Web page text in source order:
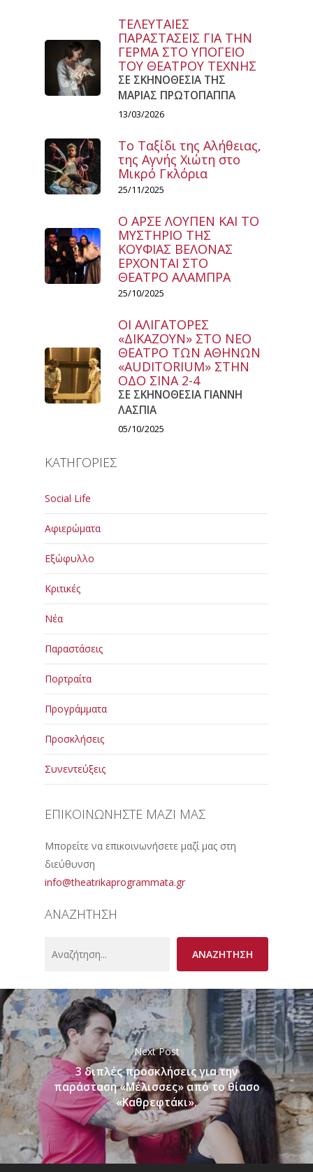
ΤΕΛΕΥΤΑΙΕΣ
ΠΑΡΑΣΤΑΣΕΙΣ ΓΙΑ ΤΗΝ
ΓΕΡΜΑ ΣΤΟ ΥΠΟΓΕΙΟ
ΤΟΥ ΘΕΑΤΡΟΥ ΤΕΧΝΗΣ
ΣΕ ΣΚΗΝΟΘΕΣΙΑ ΤΗΣ
ΜΑΡΙΑΣ ΠΡΩΤΟΠΑΠΠΑ
13/03/2026
Το Ταξίδι της Αλήθειας,
της Αγνής Χιώτη στο
Μικρό Γκλόρια
25/11/2025
Ο ΑΡΣΕ ΛΟΥΠΕΝ ΚΑΙ ΤΟ
ΜΥΣΤΗΡΙΟ ΤΗΣ
ΚΟΥΦΙΑΣ ΒΕΛΟΝΑΣ
ΕΡΧΟΝΤΑΙ ΣΤΟ
ΘΕΑΤΡΟ ΑΛΑΜΠΡΑ
25/10/2025
ΟΙ ΑΛΙΓΑΤΟΡΕΣ
«ΔΙΚΑΖΟΥΝ» ΣΤΟ ΝΕΟ
ΘΕΑΤΡΟ ΤΩΝ ΑΘΗΝΩΝ
«AUDITORIUM» ΣΤΗΝ
ΟΔΟ ΣΙΝΑ 2-4
ΣΕ ΣΚΗΝΟΘΕΣΙΑ ΓΙΑΝΝΗ
ΛΑΣΠΙΑ
05/10/2025
ΚΑΤΗΓΟΡΙΕΣ
Social Life
Αφιερώματα
Εξώφυλλο
Κριτικές
Νέα
Παραστάσεις
Πορτραίτα
Προγράμματα
Προσκλήσεις
Συνεντεύξεις
ΕΠΙΚΟΙΝΩΝΗΣΤΕ ΜΑΖΙ ΜΑΣ
Μπορείτε να επικοινωνήσετε μαζί μας στη
διεύθυνση
info@theatrikaprogrammata.gr
ΑΝΑΖΗΤΗΣΗ
ΑΝΑΖΗΤΗΣΗ
Next Post
3 διπλές προσκλήσεις για την
παράσταση «Μέλισσες» από το θίασο
«Καθρεφτάκι».